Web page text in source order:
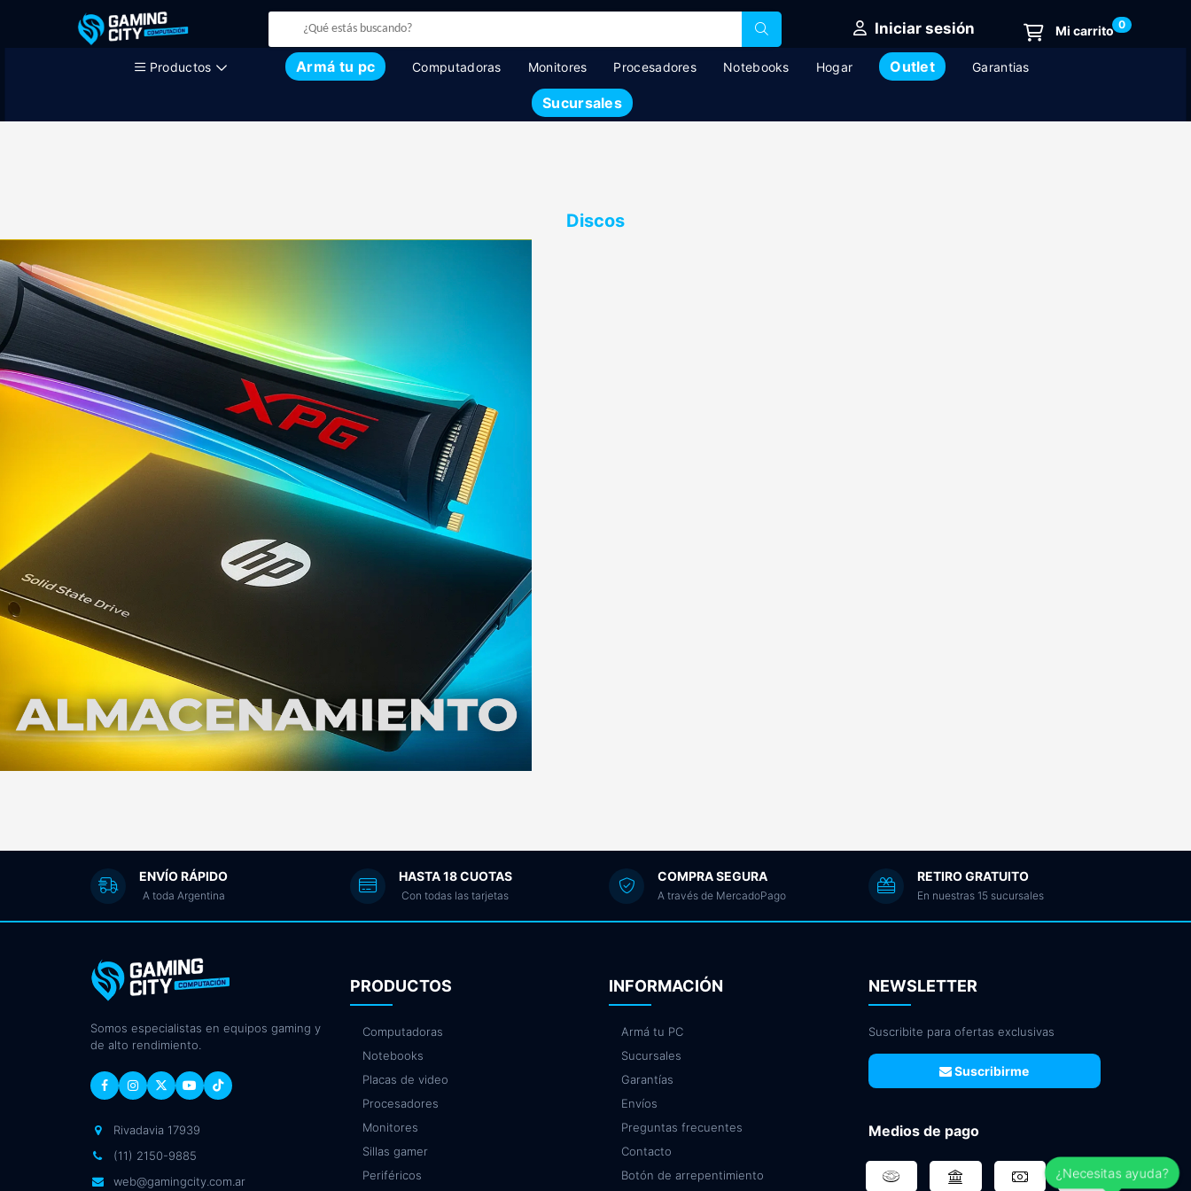
Iniciar sesión 0
Productos Armá tu pc Computadoras Monitores Procesadores Notebooks Hogar Outlet Garantias
Sucursales
Discos
ENVÍO RÁPIDO
A toda Argentina
HASTA 18 CUOTAS
Con todas las tarjetas
COMPRA SEGURA
A través de MercadoPago
RETIRO GRATUITO
En nuestras 15 sucursales
Somos especialistas en equipos gaming y
de alto rendimiento.
Rivadavia 17939
(11) 2150-9885
web@gamingcity.com.ar
PRODUCTOS
Computadoras
Notebooks
Placas de video
Procesadores
Monitores
Sillas gamer
Periféricos
INFORMACIÓN
Armá tu PC
Sucursales
Garantías
Envíos
Preguntas frecuentes
Contacto
Botón de arrepentimiento
NEWSLETTER
Suscribite para ofertas exclusivas
Suscribirme
Medios de pago
¿Necesitas ayuda?